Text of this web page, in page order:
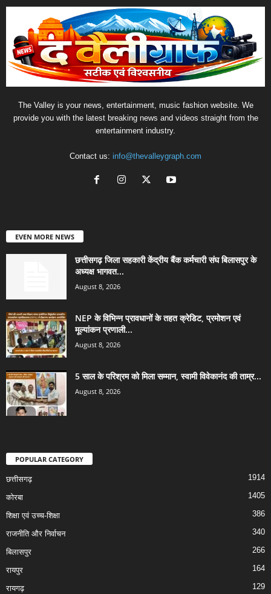
The Valley is your news, entertainment, music fashion website. We
provide you with the latest breaking news and videos straight from the
entertainment industry.
Contact us: info@thevalleygraph.com
EVEN MORE NEWS
छत्तीसगढ़ जिला सहकारी केंद्रीय बैंक कर्मचारी संघ बिलासपुर के
अध्यक्ष भागवत...
August 8, 2026
NEP के विभिन्न प्रावधानों के तहत क्रेडिट, प्रमोशन एवं
मूल्यांकन प्रणाली...
August 8, 2026
5 साल के परिश्रम को मिला सम्मान, स्वामी विवेकानंद की ताम्र...
August 8, 2026
POPULAR CATEGORY
छत्तीसगढ़ 1914
कोरबा 1405
शिक्षा एवं उच्च-शिक्षा 386
राजनीति और निर्वाचन 340
बिलासपुर 266
रायपुर 164
रायगढ़ 129